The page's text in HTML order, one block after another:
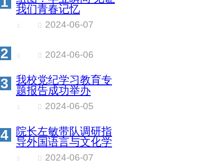
我们青春记忆
2024-06-07
2 2024-06-06
3
我校党纪学习教育专
题报告成功举办
2024-06-05
4
院长左敏带队调研指
导外国语言与文化学
院工作2024-06-07